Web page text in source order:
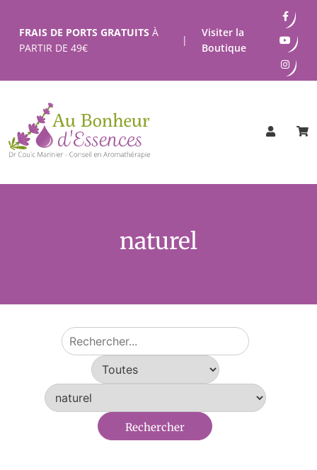
contenu
FRAIS DE PORTS GRATUITS À
PARTIR DE 49€
|
Visiter la
Boutique
naturel